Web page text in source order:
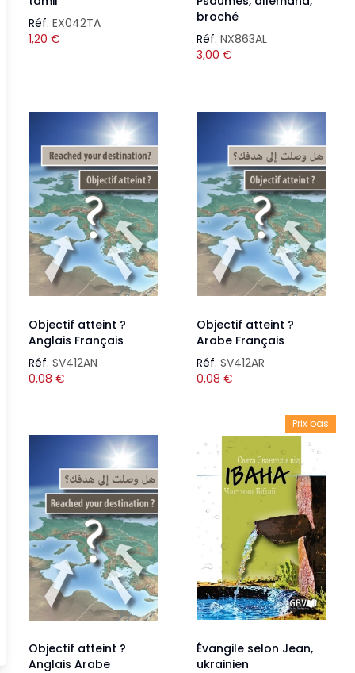
Réf. EX042TA
1,20 €
broché
Réf. NX863AL
3,00 €
Objectif atteint ?
Anglais Français
Réf. SV412AN
0,08 €
Objectif atteint ?
Arabe Français
Réf. SV412AR
0,08 €
Objectif atteint ?
Anglais Arabe
Prix bas
Évangile selon Jean,
ukrainien